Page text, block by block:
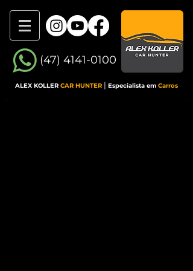
(47) 4141-0100
ALEX KOLLER CAR HUNTER | Especialista em Carros